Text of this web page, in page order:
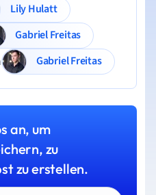
Lily Hulatt
Gabriel Freitas
Gabriel Freitas
an, um
zu
zu erstellen.